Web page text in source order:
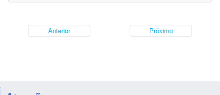
Anterior Próximo